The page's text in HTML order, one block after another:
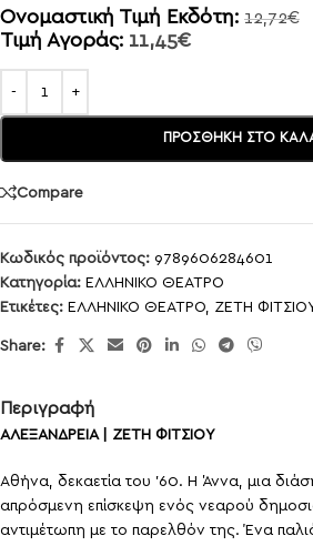
Ονομαστική Τιμή Εκδότη: 12,72€
Τιμή Αγοράς: 11,45€
ΠΡΟΣΘΉΚΗ ΣΤΟ
Compare
Κωδικός προϊόντος: 9789606284601
Κατηγορία: ΕΛΛΗΝΙΚΟ ΘΕΑΤΡΟ
Ετικέτες: ΕΛΛΗΝΙΚΟ ΘΕΑΤΡΟ, ΖΕΤΗ
Share:
Περιγραφή
ΑΛΕΞΑΝΔΡΕΙΑ | ΖΕΤΗ ΦΙΤΣΙΟΥ
Αθήνα, δεκαετία του ’60. Η Άννα, μια
απρόσμενη επίσκεψη ενός νεαρού
αντιμέτωπη με το παρελθόν της. Ένα